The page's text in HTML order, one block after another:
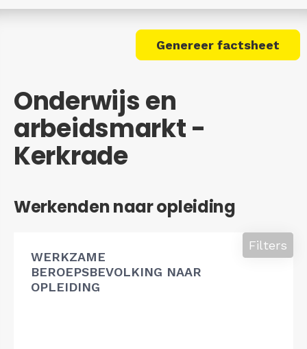
Genereer factsheet
Onderwijs en
arbeidsmarkt -
Kerkrade
Werkenden naar opleiding
WERKZAME
BEROEPSBEVOLKING NAAR
OPLEIDING
Filters